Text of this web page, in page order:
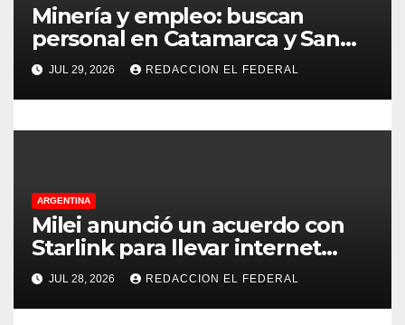
d
a
s
Minería y empleo: buscan
personal en Catamarca y San
Juan para distintos puestos
JUL 29, 2026 REDACCION EL FEDERAL
ARGENTINA
Milei anunció un acuerdo con
Starlink para llevar internet
satelital a 6.000 escuelas
rurales en todo el país
JUL 28, 2026 REDACCION EL FEDERAL